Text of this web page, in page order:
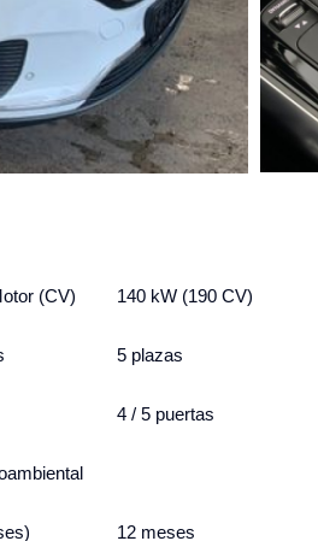
(CV) 140 kW (190 CV)
5 plazas
4 / 5 puertas
12 meses